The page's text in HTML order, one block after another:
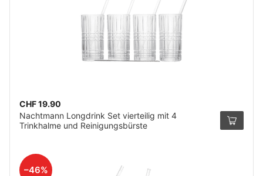
CHF 19.90
Nachtmann Longdrink Set vierteilig mit 4
Trinkhalme und Reinigungsbürste
–46%